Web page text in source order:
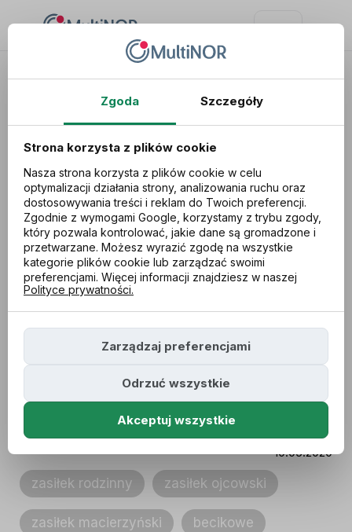
Twoja rodzina
powiększyła się?
Sprawdź, jakie zasiłki
ci przysługują
10.05.2020
zasiłek rodzinny zasiłek ojcowski
zasiłek macierzyński becikowe
Zgoda Szczegóły
Strona korzysta z plików cookie
Nasza strona korzysta z plików cookie w celu
optymalizacji działania strony, analizowania ruchu oraz
dostosowywania treści i reklam do Twoich preferencji.
Zgodnie z wymogami Google, korzystamy z trybu zgody,
który pozwala kontrolować, jakie dane są gromadzone i
przetwarzane. Możesz wyrazić zgodę na wszystkie
kategorie plików cookie lub zarządzać swoimi
preferencjami. Więcej informacji znajdziesz w naszej
Polityce prywatności.
Zarządzaj preferencjami
Odrzuć wszystkie
Akceptuj wszystkie